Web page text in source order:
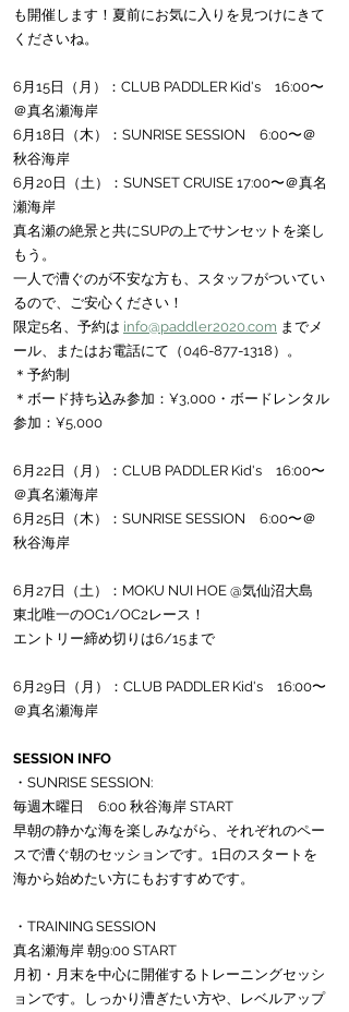
も開催します！夏前にお気に入りを見つけにきて
くださいね。
6月15日（月）：CLUB PADDLER Kid's　16:00〜
＠真名瀬海岸
6月18日（木）：SUNRISE SESSION　6:00〜＠
秋谷海岸
6月20日（土）：SUNSET CRUISE 17:00〜＠真名
瀬海岸
真名瀬の絶景と共にSUPの上でサンセットを楽し
もう。
一人で漕ぐのが不安な方も、スタッフがついてい
るので、ご安心ください！
限定5名、予約は info@paddler2020.com までメ
ール、またはお電話にて（046-877-1318）。
＊予約制
＊ボード持ち込み参加：¥3,000・ボードレンタル
参加：¥5,000
6月22日（月）：CLUB PADDLER Kid's　16:00〜
＠真名瀬海岸
6月25日（木）：SUNRISE SESSION　6:00〜＠
秋谷海岸
6月27日（土）：MOKU NUI HOE @気仙沼大島
東北唯一のOC1/OC2レース！
エントリー締め切りは6/15まで
6月29日（月）：CLUB PADDLER Kid's　16:00〜
＠真名瀬海岸
SESSION INFO
・SUNRISE SESSION:
毎週木曜日　6:00 秋谷海岸 START
早朝の静かな海を楽しみながら、それぞれのペー
スで漕ぐ朝のセッションです。1日のスタートを
海から始めたい方にもおすすめです。
・TRAINING SESSION
真名瀬海岸 朝9:00 START
月初・月末を中心に開催するトレーニングセッシ
ョンです。しっかり漕ぎたい方や、レベルアップ